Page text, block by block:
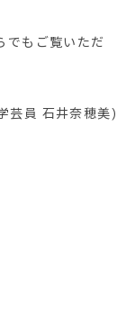
もご覧いただ
芸員 石井奈穂美)